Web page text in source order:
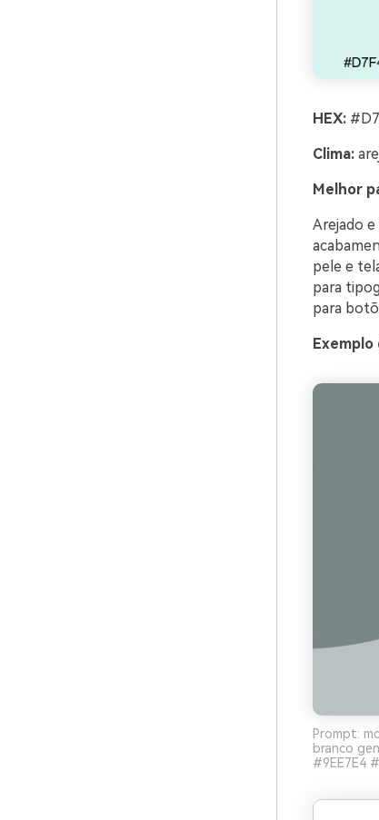
HEX:
Clima:
Melhor
Arejado
pele e
para
para
Exemplo
Prompt:
branco
#9EE7E4